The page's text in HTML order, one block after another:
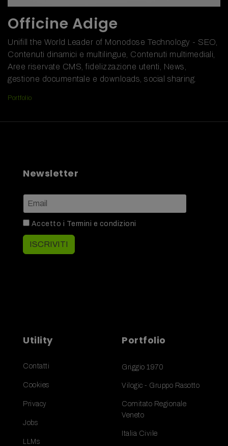
Officine Adige
Unifill the World Leader of Monodose Technology - SEO,
Contenuti dinamici e multilingue, Contenuti multimediali,
Aree riservate CMS, fidelizzazione utenti, News,
gestione documentale e downloads, social sharing.
Portfolio
Newsletter
Accetto i Termini e condizioni
ISCRIVITI
Utility
Contatti
Cookies
Privacy
Jobs
LLMs
Portfolio
Griggio 1970
Vilogic - Gruppo Rasotto
Comitato Regionale
Veneto
Italia Civile